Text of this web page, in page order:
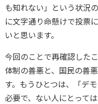
も知れない」という状況
に文字通り命懸けで投票
いと思います。
今回のことで再確認した
体制の善悪と、国民の善
す。もうひとつは、「デ
必要で、ない人にとって